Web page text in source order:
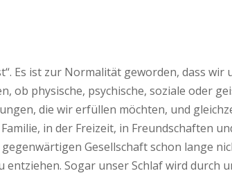
Es ist zur Normalität geworden, dass
ob physische, psychische, soziale oder
die wir erfüllen möchten, und
in der Freizeit, in Freundschaften
Gesellschaft schon lange
Sogar unser Schlaf wird